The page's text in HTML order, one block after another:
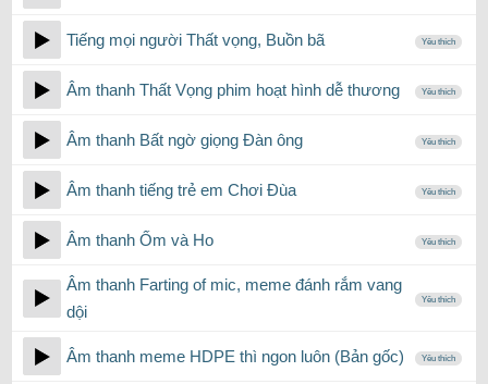
Tiếng mọi người Thất vọng, Buồn bã Yêu thích
Âm thanh Thất Vọng phim hoạt hình dễ thương Yêu thích
Âm thanh Bất ngờ giọng Đàn ông Yêu thích
Âm thanh tiếng trẻ em Chơi Đùa Yêu thích
Âm thanh Ốm và Ho Yêu thích
Âm thanh Farting of mic, meme đánh rắm vang
dội
Yêu thích
Âm thanh meme HDPE thì ngon luôn (Bản gốc) Yêu thích